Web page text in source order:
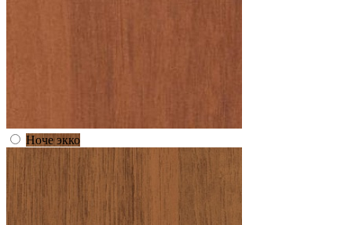
Ноче экко